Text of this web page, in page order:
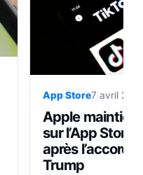
App Store7 avril
Apple
sur l’App Store
après l’accord
Trump